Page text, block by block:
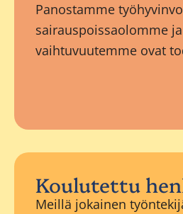
Panostamme
sairauspoissaolomme ja
vaihtuvuutemme ovat
Koulutettu
Meillä jokainen